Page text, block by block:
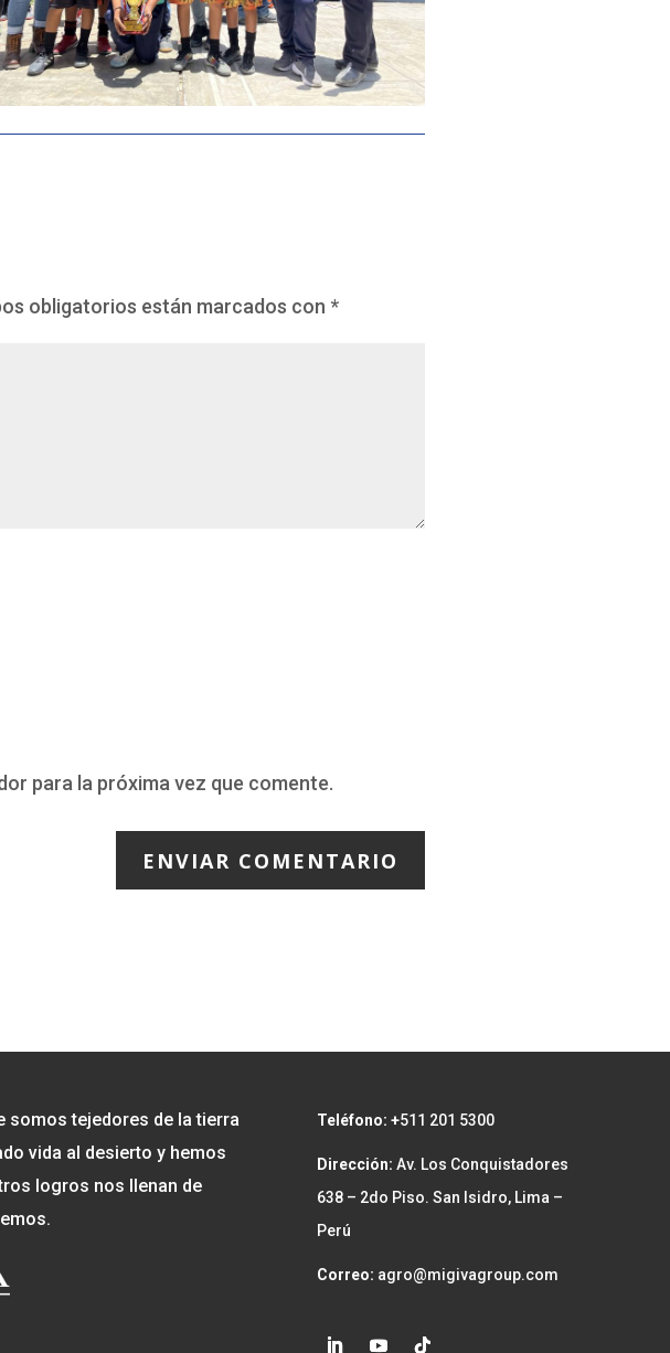
obligatorios están marcados con *
para la próxima vez que comente.
ENVIAR COMENTARIO
somos tejedores de la tierra
vida al desierto y hemos
logros nos llenan de
Teléfono: +511 201 5300
Dirección:Av. Los Conquistadores
638 – 2do Piso. San Isidro, Lima –
Perú
Correo: agro@migivagroup.com